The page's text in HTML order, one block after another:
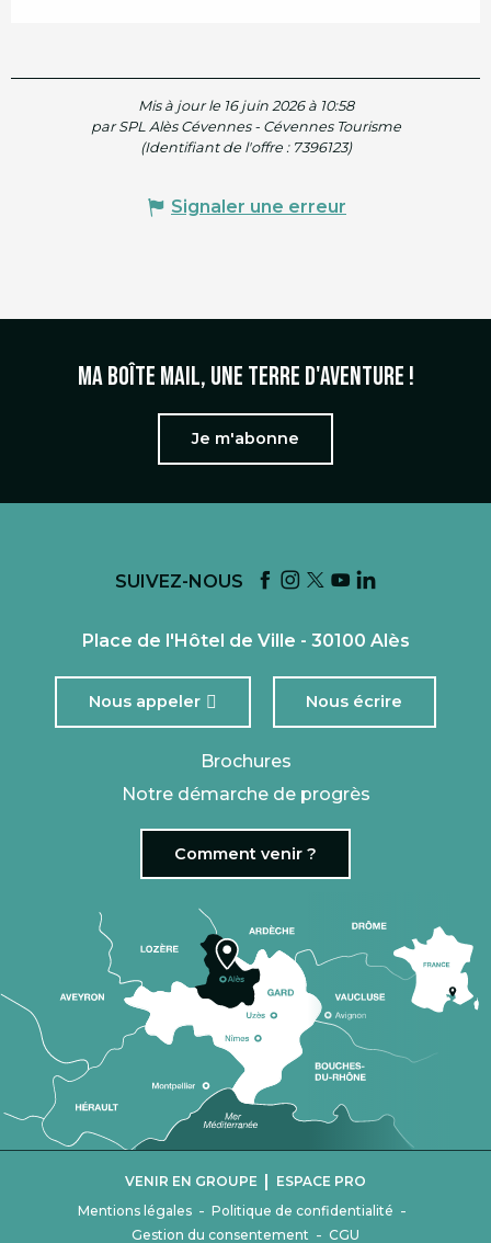
Mis à jour le 16 juin 2026 à 10:58
par SPL Alès Cévennes - Cévennes Tourisme
(Identifiant de l'offre : 7396123)
Signaler une erreur
Ma boîte mail, une terre d'aventure !
Je m'abonne
SUIVEZ-NOUS
Place de l'Hôtel de Ville - 30100 Alès
Nous appeler Nous écrire
Brochures
Notre démarche de progrès
Comment venir ?
Mentions légales - Politique de confidentialité -
Gestion du consentement - CGU
VENIR EN GROUPE | ESPACE PRO